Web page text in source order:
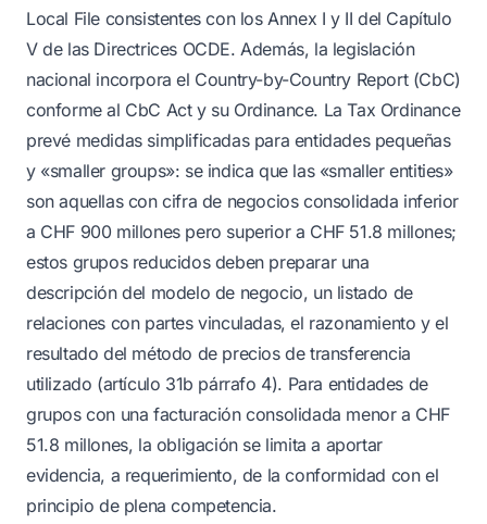
Local File consistentes con los Annex I y II del Capítulo
V de las Directrices OCDE. Además, la legislación
nacional incorpora el Country-by-Country Report (CbC)
conforme al CbC Act y su Ordinance. La Tax Ordinance
prevé medidas simplificadas para entidades pequeñas
y «smaller groups»: se indica que las «smaller entities»
son aquellas con cifra de negocios consolidada inferior
a CHF 900 millones pero superior a CHF 51.8 millones;
estos grupos reducidos deben preparar una
descripción del modelo de negocio, un listado de
relaciones con partes vinculadas, el razonamiento y el
resultado del método de precios de transferencia
utilizado (artículo 31b párrafo 4). Para entidades de
grupos con una facturación consolidada menor a CHF
51.8 millones, la obligación se limita a aportar
evidencia, a requerimiento, de la conformidad con el
principio de plena competencia.